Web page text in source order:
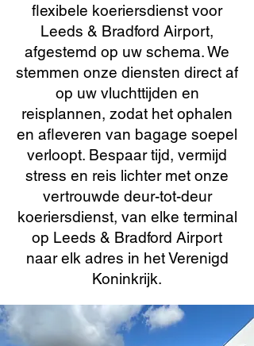
flexibele koeriersdienst voor
Leeds & Bradford Airport,
afgestemd op uw schema. We
stemmen onze diensten direct af
op uw vluchttijden en
reisplannen, zodat het ophalen
en afleveren van bagage soepel
verloopt. Bespaar tijd, vermijd
stress en reis lichter met onze
vertrouwde deur-tot-deur
koeriersdienst, van elke terminal
op Leeds & Bradford Airport
naar elk adres in het Verenigd
Koninkrijk.